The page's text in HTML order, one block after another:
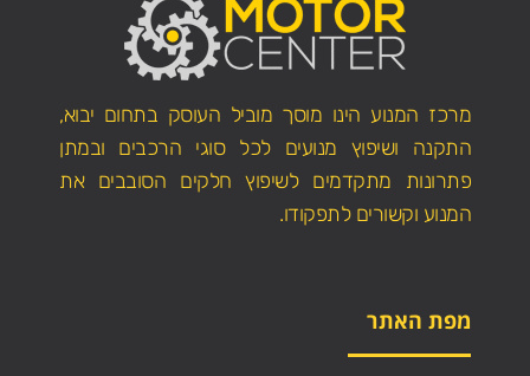
מרכז המנוע הינו מוסך מוביל העוסק בתחום יבוא,
התקנה ושיפוץ מנועים לכל סוגי הרכבים ובמתן
פתרונות מתקדמים לשיפוץ חלקים הסובבים את
המנוע וקשורים לתפקודו.
מפת האתר